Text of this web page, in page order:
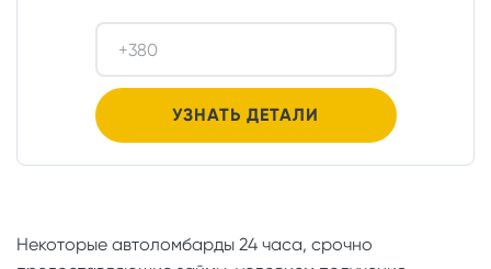
Некоторые автоломбарды 24 часа, срочно